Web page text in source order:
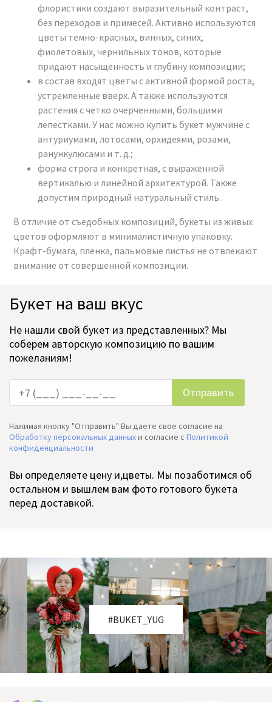
флористики создают выразительный контраст,
без переходов и примесей. Активно используются
цветы темно-красных, винных, синих,
фиолетовых, чернильных тонов, которые
придают насыщенность и глубину композиции;
в состав входят цветы с активной формой роста,
устремленные вверх. А также используются
растения с четко очерченными, большими
лепестками. У нас можно купить букет мужчине с
антуриумами, лотосами, орхидеями, розами,
ранункулюсами и т. д.;
форма строга и конкретная, с выраженной
вертикалью и линейной архитектурой. Также
допустим природный натуральный стиль.
В отличие от съедобных композиций, букеты из живых
цветов оформляют в минималистичную упаковку.
Крафт-бумага, пленка, пальмовые листья не отвлекают
внимание от совершенной композиции.
Букет на ваш вкус
Не нашли свой букет из представленных? Мы
соберем авторскую композицию по вашим
пожеланиям!
Нажимая кнопку "Отправить" Вы даете свое согласие на
Обработку персональных данныхи согласие c Политикой
конфиденциальности
Вы определяете цену и,цветы. Мы позаботимся об
остальном и вышлем вам фото готового букета
перед доставкой.
#BUKET_YUG